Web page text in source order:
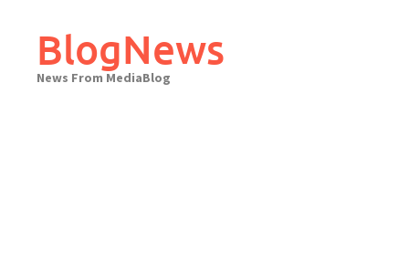
contentBlogNews
News From MediaBlog